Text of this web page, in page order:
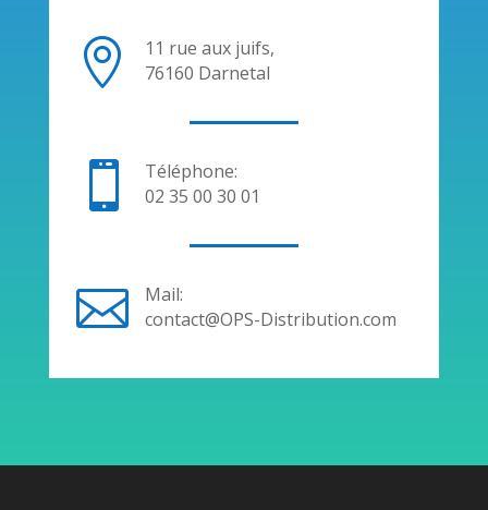

11 rue aux juifs,
76160 Darnetal

Téléphone:
02 35 00 30 01

Mail:
contact@OPS-Distribution.com